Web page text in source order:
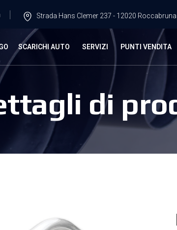
Strada Hans Clemer 237 - 12020
SCARICHI AUTO SERVIZI PUNTI VENDITA
di